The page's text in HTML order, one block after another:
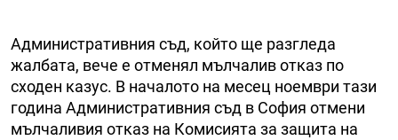
Административния съд, който ще разгледа
жалбата, вече е отменял мълчалив отказ по
сходен казус. В началото на месец ноември тази
година Административния съд в София отмени
мълчаливия отказ на Комисията за защита на